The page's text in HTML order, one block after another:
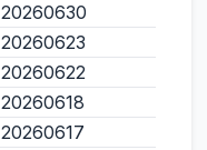
20260630
20260623
20260622
20260618
20260617